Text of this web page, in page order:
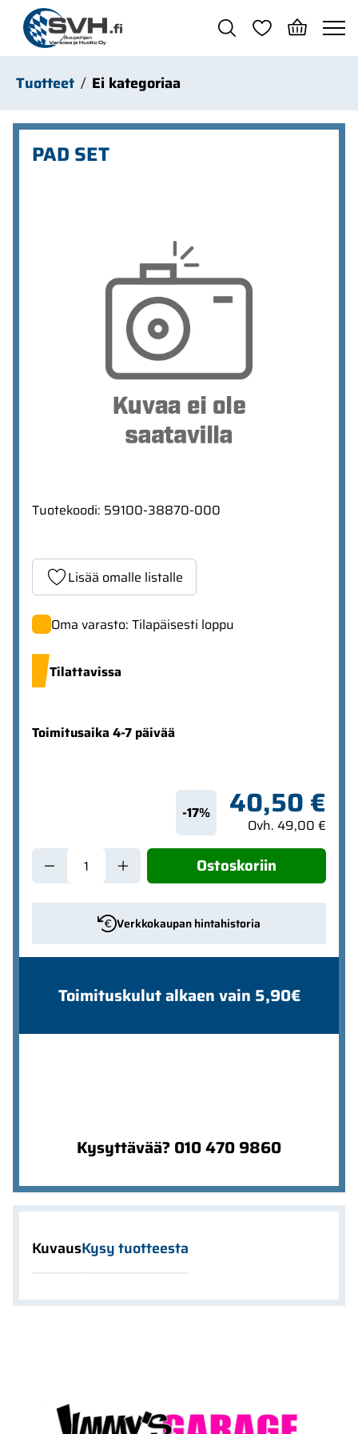
Siirry pääsisältöön
Tuotteet Ei kategoriaa
PAD SET
Tuotekoodi: 59100-38870-000
Lisää omalle listalle
Oma varasto: Tilapäisesti loppu
Tilattavissa
Toimitusaika 4-7 päivää
-17% 40,50 €
Ovh. 49,00 €
Ostoskoriin
Verkkokaupan hintahistoria
Toimituskulut alkaen vain 5,90€
Kysyttävää? 010 470 9860
KuvausKysy tuotteesta